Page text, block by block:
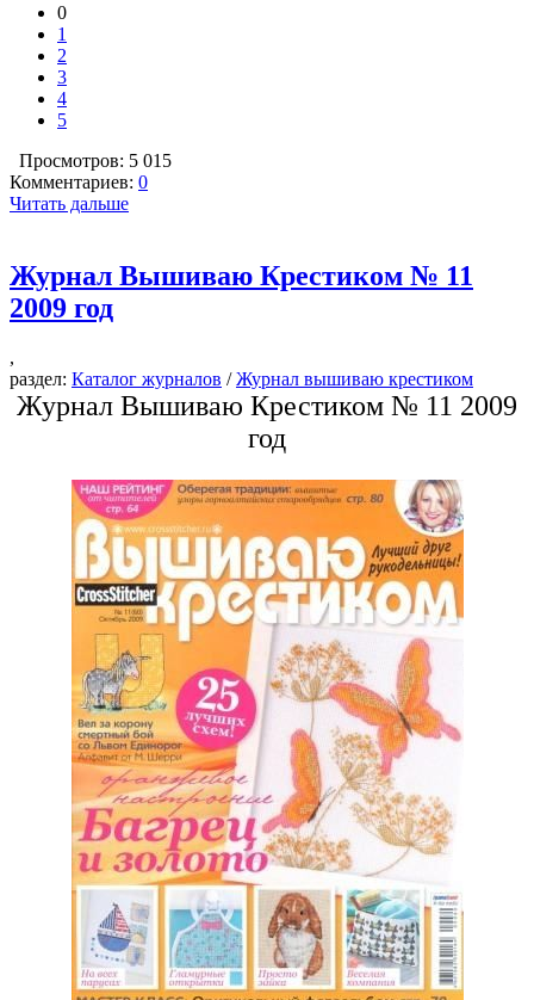
0
1
2
3
4
5
Просмотров: 5 015
Комментариев: 0
Читать дальше
Журнал Вышиваю Крестиком № 11
2009 год
,
раздел: Каталог журналов /Журнал вышиваю крестиком
Журнал Вышиваю Крестиком № 11 2009
год